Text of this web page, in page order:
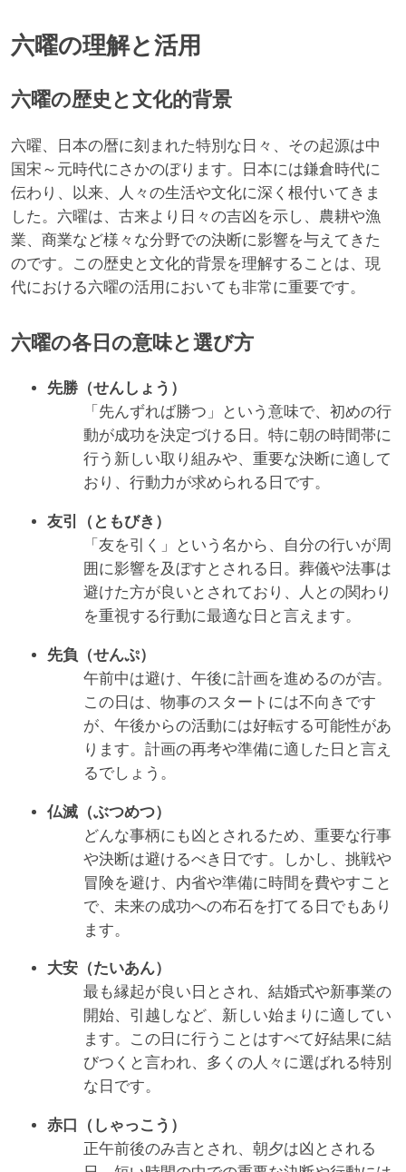
六曜の理解と活用
六曜の歴史と文化的背景
六曜、日本の暦に刻まれた特別な日々、その起源は中
国宋～元時代にさかのぼります。日本には鎌倉時代に
伝わり、以来、人々の生活や文化に深く根付いてきま
した。六曜は、古来より日々の吉凶を示し、農耕や漁
業、商業など様々な分野での決断に影響を与えてきた
のです。この歴史と文化的背景を理解することは、現
代における六曜の活用においても非常に重要です。
六曜の各日の意味と選び方
先勝（せんしょう）
「先んずれば勝つ」という意味で、初めの行
動が成功を決定づける日。特に朝の時間帯に
行う新しい取り組みや、重要な決断に適して
おり、行動力が求められる日です。
友引（ともびき）
「友を引く」という名から、自分の行いが周
囲に影響を及ぼすとされる日。葬儀や法事は
避けた方が良いとされており、人との関わり
を重視する行動に最適な日と言えます。
先負（せんぷ）
午前中は避け、午後に計画を進めるのが吉。
この日は、物事のスタートには不向きです
が、午後からの活動には好転する可能性があ
ります。計画の再考や準備に適した日と言え
るでしょう。
仏滅（ぶつめつ）
どんな事柄にも凶とされるため、重要な行事
や決断は避けるべき日です。しかし、挑戦や
冒険を避け、内省や準備に時間を費やすこと
で、未来の成功への布石を打てる日でもあり
ます。
大安（たいあん）
最も縁起が良い日とされ、結婚式や新事業の
開始、引越しなど、新しい始まりに適してい
ます。この日に行うことはすべて好結果に結
びつくと言われ、多くの人々に選ばれる特別
な日です。
赤口（しゃっこう）
正午前後のみ吉とされ、朝夕は凶とされる